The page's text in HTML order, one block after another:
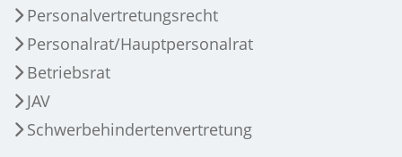
Personalvertretungsrecht
Personalrat/Hauptpersonalrat
Betriebsrat
JAV
Schwerbehindertenvertretung